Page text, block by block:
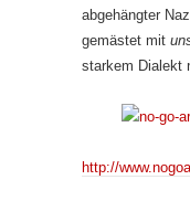
abgehängter
gemästet mit
starkem Dialekt
http://